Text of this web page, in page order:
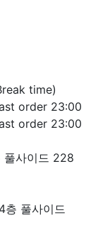
time)
order 23:00
order 23:00
풀사이드 228
층 풀사이드